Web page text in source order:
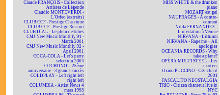
Claude FRANÇOIS - Collection
Artistes de Légende
Claudio MONTEVERDI -
L'Orfeo (extraits)
CLUB CCF - Prestige Classique
CLUB CCF - Prestige Rossini
CLUB DIAL - Le plein de tubes
CMJ New Music Monthly 91 -
March 2001
CMJ New Music Monthly 92 -
April 2001
COCA-COLA - Let's party
selection 2004
COCHONOU 25ème
anniversaire - 3 grands succès
COLDPLAY - Left right left
right left
COLUMBIA - Artist News 4
mars 1998
MISS WHITE & the drunken
piano
MOZART est gai
NAUFRAGÉS - À contre-
courant
Nilda FERNANDEZ -
L'invitation à Venise
NIRVANA - Lithium
NIRVANA - Rape me + All
apologies
OCEANIA RECORDS - Why
take a plane?
OPÉRA MULTI STEEL - Les
martyrs
Oxmo PUCCINO - OX-clusif
2001
PASCALITO NEOSTALGIA
TRIO - Citizen chanteur live in
NYC